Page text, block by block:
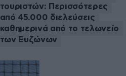
τουριστών: Περισσότερες
από 45.000 διελεύσεις
καθημερινά από το τελωνείο
των Ευζώνων